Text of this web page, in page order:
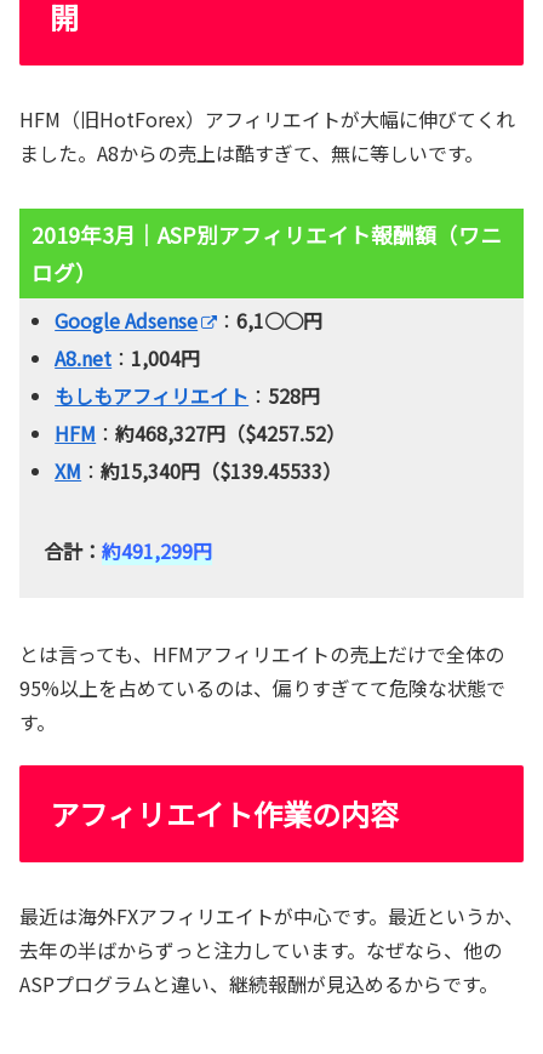
開
HFM（旧HotForex）アフィリエイトが大幅に伸びてくれ
ました。A8からの売上は酷すぎて、無に等しいです。
2019年3月｜ASP別アフィリエイト報酬額（ワニ
ログ）
Google Adsense ：6,1○○円
A8.net ： 1,004円
もしもアフィリエイト ： 528円
HFM ：約468,327円（$4257.52）
XM ：約15,340円（$139.45533）
合計： 約491,299円
とは言っても、HFMアフィリエイトの売上だけで全体の
95%以上を占めているのは、偏りすぎてて危険な状態で
す。
アフィリエイト作業の内容
最近は海外FXアフィリエイトが中心です。最近というか、
去年の半ばからずっと注力しています。なぜなら、他の
ASPプログラムと違い、継続報酬が見込めるからです。